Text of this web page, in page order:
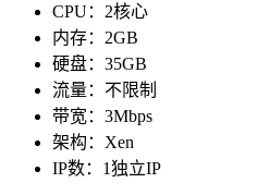
CPU：2核心
内存：2GB
硬盘：35GB
流量：不限制
带宽：3Mbps
架构：Xen
IP数：1独立IP